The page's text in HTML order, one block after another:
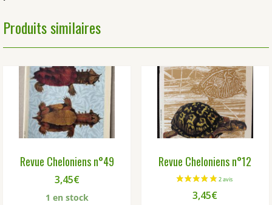
Produits similaires
Revue Cheloniens n°49
3,45€
1 en stock
Revue Cheloniens n°12
3,45€